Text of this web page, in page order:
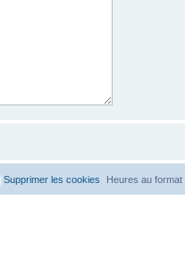
Heures au format
Supprimer les cookies